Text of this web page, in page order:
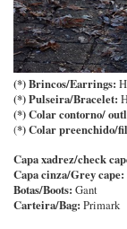
(*) Brincos/Earrings:
(*) Pulseira/Bracelet:
(*) Colar contorno/
(*) Colar preenchido/
Capa xadrez/check
Capa cinza/Grey cape:
Botas/Boots: Gant
Carteira/Bag: Primark